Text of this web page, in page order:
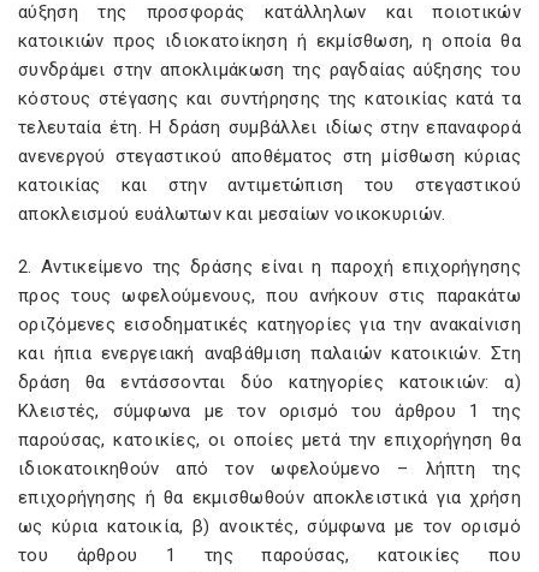
αύξηση της προσφοράς κατάλληλων και ποιοτικών
κατοικιών προς ιδιοκατοίκηση ή εκμίσθωση, η οποία θα
συνδράμει στην αποκλιμάκωση της ραγδαίας αύξησης του
κόστους στέγασης και συντήρησης της κατοικίας κατά τα
τελευταία έτη. Η δράση συμβάλλει ιδίως στην επαναφορά
ανενεργού στεγαστικού αποθέματος στη μίσθωση κύριας
κατοικίας και στην αντιμετώπιση του στεγαστικού
αποκλεισμού ευάλωτων και μεσαίων νοικοκυριών.
2. Αντικείμενο της δράσης είναι η παροχή επιχορήγησης
προς τους ωφελούμενους, που ανήκουν στις παρακάτω
οριζόμενες εισοδηματικές κατηγορίες για την ανακαίνιση
και ήπια ενεργειακή αναβάθμιση παλαιών κατοικιών. Στη
δράση θα εντάσσονται δύο κατηγορίες κατοικιών: α)
Κλειστές, σύμφωνα με τον ορισμό του άρθρου 1 της
παρούσας, κατοικίες, οι οποίες μετά την επιχορήγηση θα
ιδιοκατοικηθούν από τον ωφελούμενο – λήπτη της
επιχορήγησης ή θα εκμισθωθούν αποκλειστικά για χρήση
ως κύρια κατοικία, β) ανοικτές, σύμφωνα με τον ορισμό
του άρθρου 1 της παρούσας, κατοικίες που